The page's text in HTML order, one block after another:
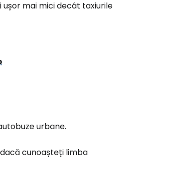
mai mici decât taxiurile
urbane.
cunoașteți limba